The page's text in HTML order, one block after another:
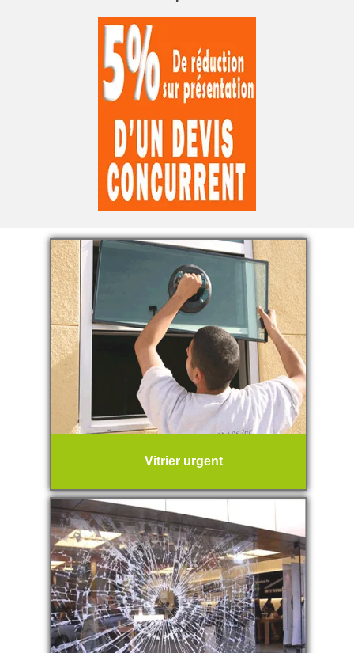
Vitrier urgent